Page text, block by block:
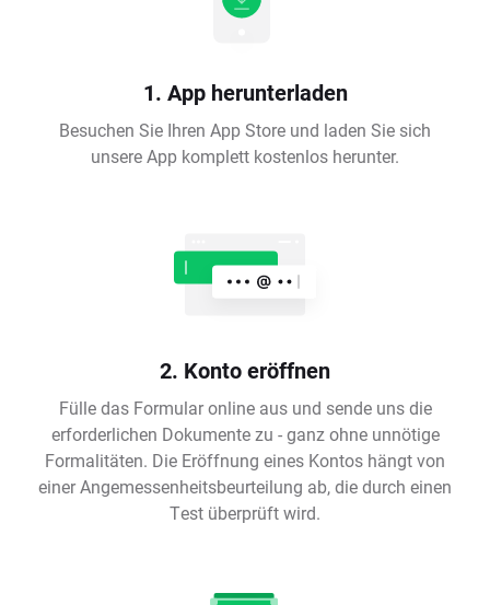
1. App herunterladen
Besuchen Sie Ihren App Store und laden Sie sich
unsere App komplett kostenlos herunter.
2. Konto eröffnen
Fülle das Formular online aus und sende uns die
erforderlichen Dokumente zu - ganz ohne unnötige
Formalitäten. Die Eröffnung eines Kontos hängt von
einer Angemessenheitsbeurteilung ab, die durch einen
Test überprüft wird.